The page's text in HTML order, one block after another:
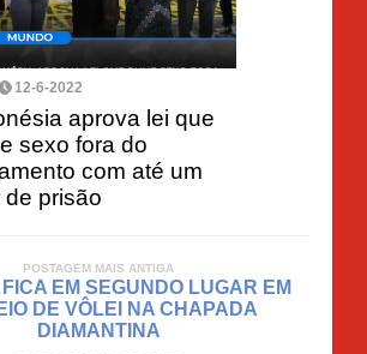
12-6-2022
aprova lei que
sexo fora do
com até um
de prisão
POSTAGEM MAIS ANTIGA
FICA EM SEGUNDO LUGAR EM
DE VÔLEI NA CHAPADA
DIAMANTINA